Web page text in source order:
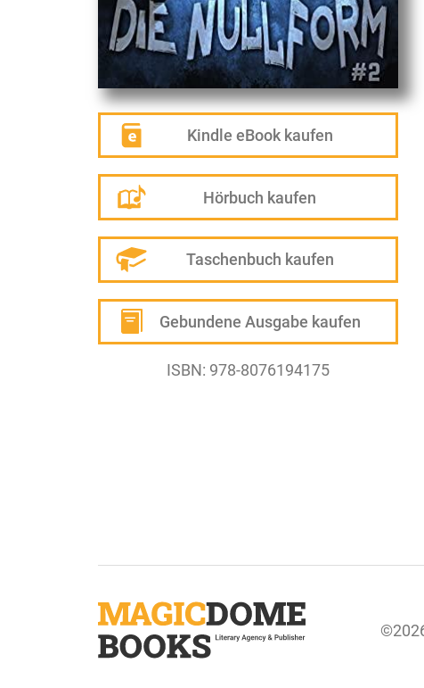
Kindle eBook kaufen
Hörbuch kaufen
Taschenbuch kaufen
Gebundene Ausgabe kaufen
ISBN: 978-8076194175